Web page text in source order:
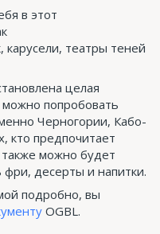
в этот
карусели, театры теней
​​целая
можно попробовать
Черногории, Кабо-
кто предпочитает
можно будет
фри, десерты и напитки.
подробно, вы
OGBL.